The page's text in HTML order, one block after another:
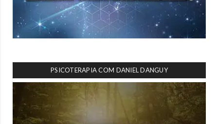
PSICOTERAPIA COM DANIEL DANGUY